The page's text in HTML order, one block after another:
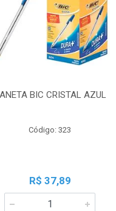
BIC CRISTAL AZUL
Código: 323
R$ 37,89